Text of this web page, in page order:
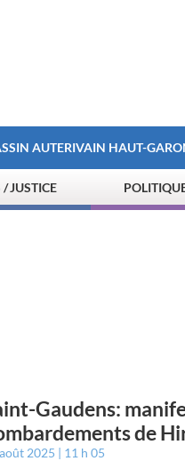
AUTERIVAIN HAUT-
/ JUSTICE
Gaudens:
de
2025 11 h 05